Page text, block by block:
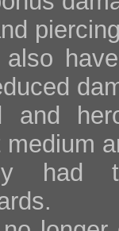
and
medium
had